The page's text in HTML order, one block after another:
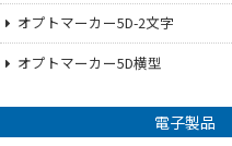
オプトマーカー5D-2文字
オプトマーカー5D横型
電子製品